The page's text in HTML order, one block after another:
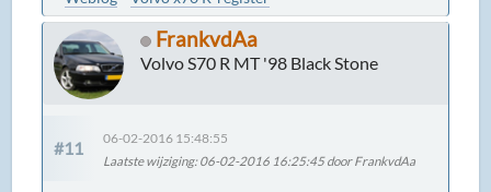
FrankvdAa
Volvo S70 R MT '98 Black Stone
#11
06-02-2016 15:48:55
Laatste wijziging: 06-02-2016 16:25:45 door FrankvdAa